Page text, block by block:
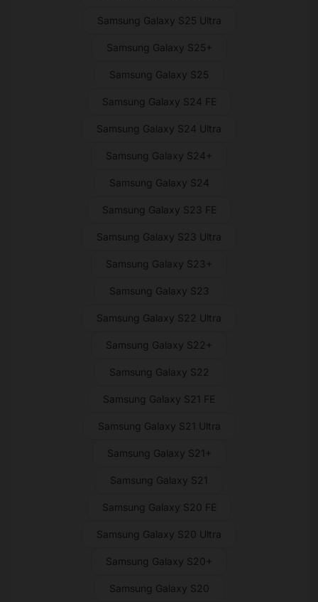
Samsung Galaxy S25 Ultra
Samsung Galaxy S25+
Samsung Galaxy S25
Samsung Galaxy S24 FE
Samsung Galaxy S24 Ultra
Samsung Galaxy S24+
Samsung Galaxy S24
Samsung Galaxy S23 FE
Samsung Galaxy S23 Ultra
Samsung Galaxy S23+
Samsung Galaxy S23
Samsung Galaxy S22 Ultra
Samsung Galaxy S22+
Samsung Galaxy S22
Samsung Galaxy S21 FE
Samsung Galaxy S21 Ultra
Samsung Galaxy S21+
Samsung Galaxy S21
Samsung Galaxy S20 FE
Samsung Galaxy S20 Ultra
Samsung Galaxy S20+
Samsung Galaxy S20